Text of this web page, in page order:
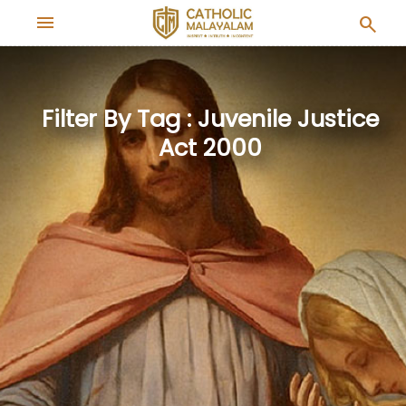
menu search
Filter By Tag : Juvenile Justice
Act 2000